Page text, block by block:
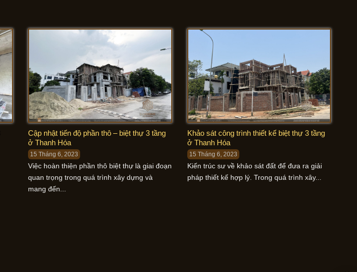
Cập nhật tiến độ phần thô – biệt thự 3 tầng
ở Thanh Hóa
15 Tháng 6, 2023
Việc hoàn thiện phần thô biệt thự là giai đoạn
quan trọng trong quá trình xây dựng và
mang đến...
Khảo sát công trình thiết kế biệt thự 3 tầng
ở Thanh Hóa
15 Tháng 6, 2023
Kiến trúc sư về khảo sát đất để đưa ra giải
pháp thiết kế hợp lý. Trong quá trình xây...